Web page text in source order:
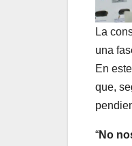
La
una
En
que,
“No